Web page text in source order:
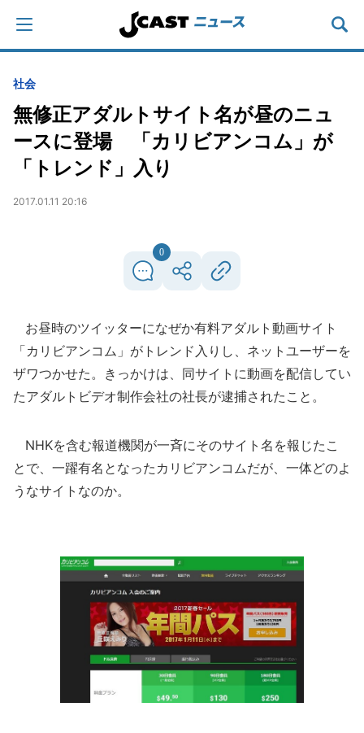
社会
無修正アダルトサイト名が昼のニュ
ースに登場 「カリビアンコム」が
「トレンド」入り
2017.01.11 20:16
0
お昼時のツイッターになぜか有料アダルト動画サイト
「カリビアンコム」がトレンド入りし、ネットユーザーを
ザワつかせた。きっかけは、同サイトに動画を配信してい
たアダルトビデオ制作会社の社長が逮捕されたこと。
NHKを含む報道機関が一斉にそのサイト名を報じたこ
とで、一躍有名となったカリビアンコムだが、一体どのよ
うなサイトなのか。